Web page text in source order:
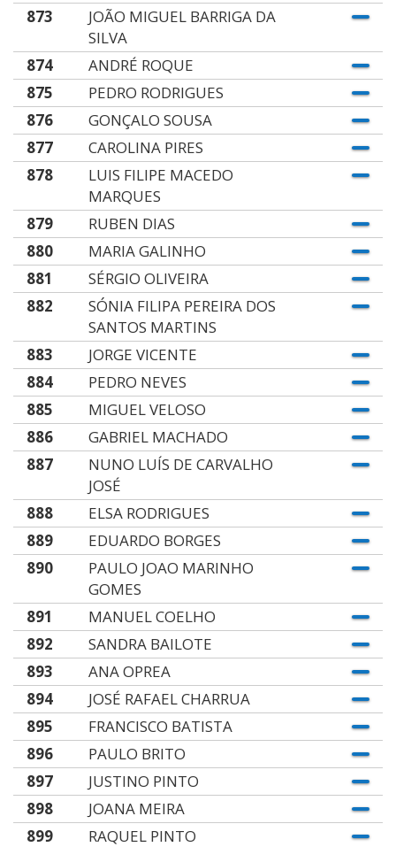
873
JOÃO MIGUEL BARRIGA DA
SILVA
874
ANDRÉ ROQUE
875
PEDRO RODRIGUES
876
GONÇALO SOUSA
877
CAROLINA PIRES
878
LUIS FILIPE MACEDO
MARQUES
879
RUBEN DIAS
880
MARIA GALINHO
881
SÉRGIO OLIVEIRA
882
SÓNIA FILIPA PEREIRA DOS
SANTOS MARTINS
883
JORGE VICENTE
884
PEDRO NEVES
885
MIGUEL VELOSO
886
GABRIEL MACHADO
887
NUNO LUÍS DE CARVALHO
JOSÉ
888
ELSA RODRIGUES
889
EDUARDO BORGES
890
PAULO JOAO MARINHO
GOMES
891
MANUEL COELHO
892
SANDRA BAILOTE
893
ANA OPREA
894
JOSÉ RAFAEL CHARRUA
895
FRANCISCO BATISTA
896
PAULO BRITO
897
JUSTINO PINTO
898
JOANA MEIRA
899
RAQUEL PINTO